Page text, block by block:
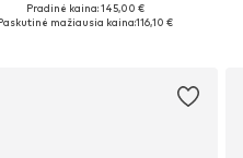
Yra daugybė dydžių
Pradinė kaina: 145,00 €
mažiausia kaina:116,10 €